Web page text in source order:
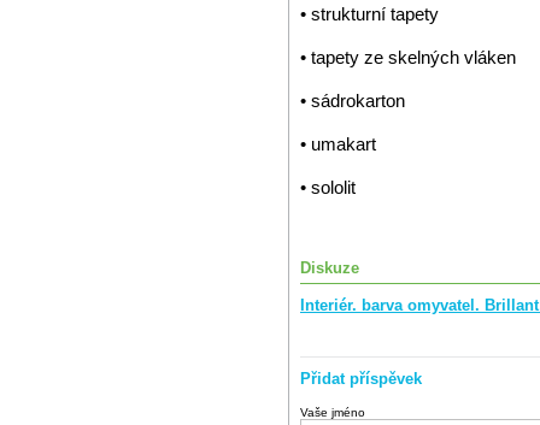
• strukturní tapety
• tapety ze skelných vláken
• sádrokarton
• umakart
• sololit
Diskuze
Interiér. barva omyvatel.
Přidat příspěvek
Vaše jméno